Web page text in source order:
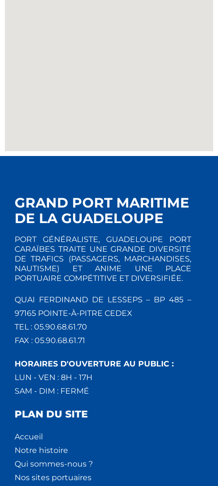
GRAND PORT MARITIME
DE LA GUADELOUPE
PORT GÉNÉRALISTE, GUADELOUPE PORT
CARAÏBES TRAITE UNE GRANDE DIVERSITÉ
DE TRAFICS (PASSAGERS, MARCHANDISES,
NAUTISME) ET ANIME UNE PLACE
PORTUAIRE COMPÉTITIVE ET DIVERSIFIÉE.
QUAI FERDINAND DE LESSEPS – BP 485 –
97165 POINTE-À-PITRE CEDEX
TEL : 05.90.68.61.70
FAX : 05.90.68.61.71
HORAIRES D'OUVERTURE AU PUBLIC :
LUN - VEN : 8H - 17H
SAM - DIM : FERMÉ
PLAN DU SITE
Accueil
Notre histoire
Qui sommes-nous ?
Nos sites portuaires